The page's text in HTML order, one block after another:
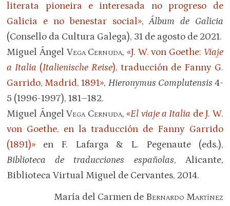
literata pioneira e interesada no progreso de
Galicia e no benestar social»,Álbum de Galicia
(Consello da Cultura Galega), 31 de agosto de 2021.
Miguel Ángel Vega Cernuda, «J. W. von Goethe: Viaje
a Italia (Italienische Reise), traducción de Fanny G.
Garrido, Madrid, 1891», Hieronymus Complutensis 4-
5 (1996-1997), 181–182.
Miguel ÁngelVega Cernuda,«El viaje a Italia de J. W.
von Goethe, en la traducción de Fanny Garrido
(1891)» en F. Lafarga & L. Pegenaute (eds.),
Biblioteca de traducciones españolas, Alicante,
Biblioteca Virtual Miguel de Cervantes, 2014.
María del Carmen de Bernardo Martínez